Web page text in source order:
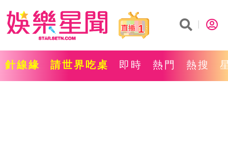
1
針線緣 請世界吃桌 即時 熱門 熱搜